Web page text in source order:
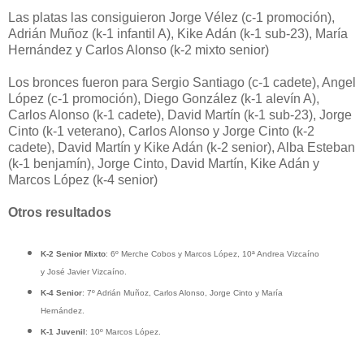
Las platas las consiguieron Jorge Vélez (c-1 promoción),
Adrián Muñoz (k-1 infantil A), Kike Adán (k-1 sub-23), María
Hernández y Carlos Alonso (k-2 mixto senior)
Los bronces fueron para Sergio Santiago (c-1 cadete), Angel
López (c-1 promoción), Diego González (k-1 alevín A),
Carlos Alonso (k-1 cadete), David Martín (k-1 sub-23), Jorge
Cinto (k-1 veterano), Carlos Alonso y Jorge Cinto (k-2
cadete), David Martín y Kike Adán (k-2 senior), Alba Esteban
(k-1 benjamín), Jorge Cinto, David Martín, Kike Adán y
Marcos López (k-4 senior)
Otros resultados
K-2 Senior Mixto: 6º Merche Cobos y Marcos López, 10ª Andrea Vizcaíno
y José Javier Vizcaíno.
K-4 Senior: 7º Adrián Muñoz, Carlos Alonso, Jorge Cinto y María
Hernández.
K-1 Juvenil: 10º Marcos López.